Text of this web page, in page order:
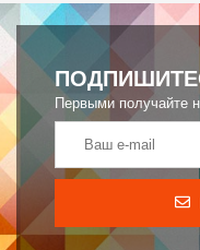
Первыми получайте